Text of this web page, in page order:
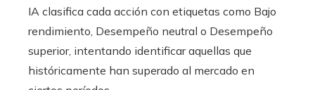
IA clasifica cada acción con etiquetas como Bajo
rendimiento, Desempeño neutral o Desempeño
superior, intentando identificar aquellas que
históricamente han superado al mercado en